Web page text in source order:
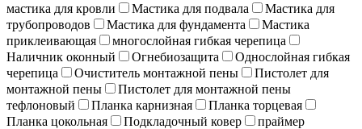
мастика для кровли
Мастика для подвала
Мастика для
трубопроводов
Мастика для фундамента
Мастика
приклеивающая
многослойная гибкая черепица
Наличник оконный
Огнебиозащита
Однослойная гибкая
черепица
Очиститель монтажной пены
Пистолет для
монтажной пены
Пистолет для монтажной пены
тефлоновый
Планка карнизная
Планка торцевая
Планка цокольная
Подкладочный ковер
праймер